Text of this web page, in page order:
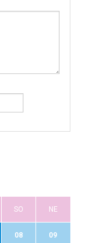
SO NE
08 09